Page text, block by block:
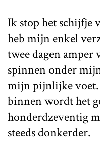
Ik stop het schijfje
heb mijn enkel
twee dagen amper
spinnen onder
mijn pijnlijke voet.
binnen wordt het
honderdzeventig
steeds donkerder.